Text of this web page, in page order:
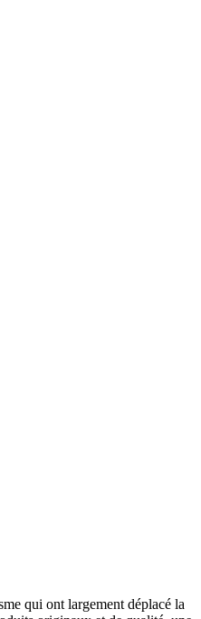
qui ont largement déplacé la